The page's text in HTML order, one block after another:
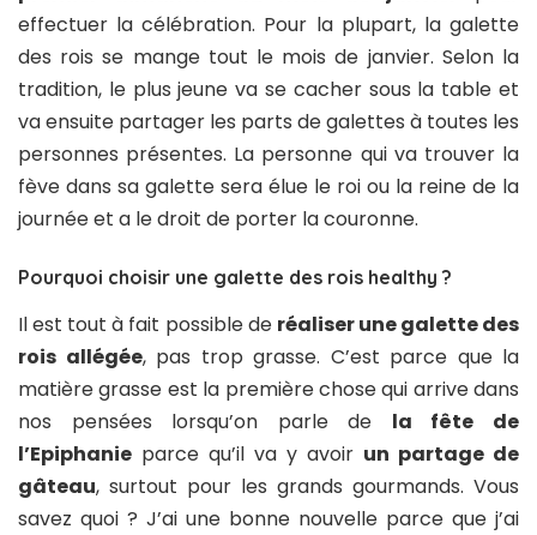
effectuer la célébration. Pour la plupart, la galette
des rois se mange tout le mois de janvier. Selon la
tradition, le plus jeune va se cacher sous la table et
va ensuite partager les parts de galettes à toutes les
personnes présentes. La personne qui va trouver la
fève dans sa galette sera élue le roi ou la reine de la
journée et a le droit de porter la couronne.
Pourquoi choisir une galette des rois healthy ?
Il est tout à fait possible de réaliser une galette des
rois allégée, pas trop grasse. C’est parce que la
matière grasse est la première chose qui arrive dans
nos pensées lorsqu’on parle de la fête de
l’Epiphanie parce qu’il va y avoir un partage de
gâteau, surtout pour les grands gourmands. Vous
savez quoi ? J’ai une bonne nouvelle parce que j’ai